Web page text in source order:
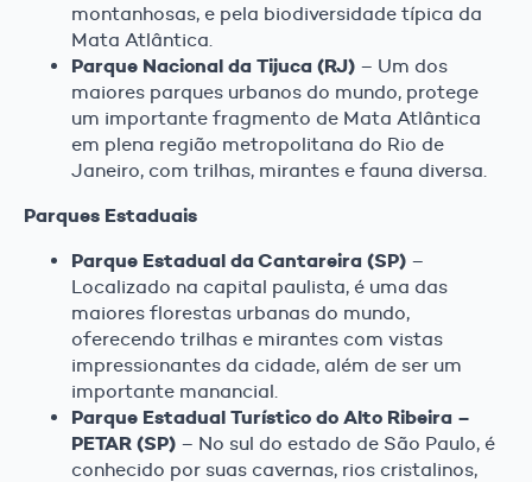
montanhosas, e pela biodiversidade típica da
Mata Atlântica.
Parque Nacional da Tijuca (RJ) – Um dos
maiores parques urbanos do mundo, protege
um importante fragmento de Mata Atlântica
em plena região metropolitana do Rio de
Janeiro, com trilhas, mirantes e fauna diversa.
Parques Estaduais
Parque Estadual da Cantareira (SP) –
Localizado na capital paulista, é uma das
maiores florestas urbanas do mundo,
oferecendo trilhas e mirantes com vistas
impressionantes da cidade, além de ser um
importante manancial.
Parque Estadual Turístico do Alto Ribeira –
PETAR (SP) – No sul do estado de São Paulo, é
conhecido por suas cavernas, rios cristalinos,